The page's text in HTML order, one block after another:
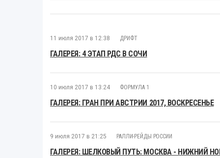
11 июля 2017 в 12:38 ДРИФТ
ГАЛЕРЕЯ: 4 ЭТАП РДС В СОЧИ
10 июля 2017 в 13:24 ФОРМУЛА 1
ГАЛЕРЕЯ: ГРАН ПРИ АВСТРИИ 2017, ВОСКРЕСЕНЬЕ
9 июля 2017 в 21:25 РАЛЛИ-РЕЙДЫ РОССИИ
ГАЛЕРЕЯ: ШЕЛКОВЫЙ ПУТЬ: МОСКВА - НИЖНИЙ